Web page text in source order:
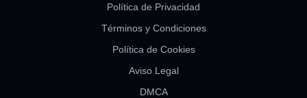
Política de Privacidad
Términos y Condiciones
Política de Cookies
Aviso Legal
DMCA